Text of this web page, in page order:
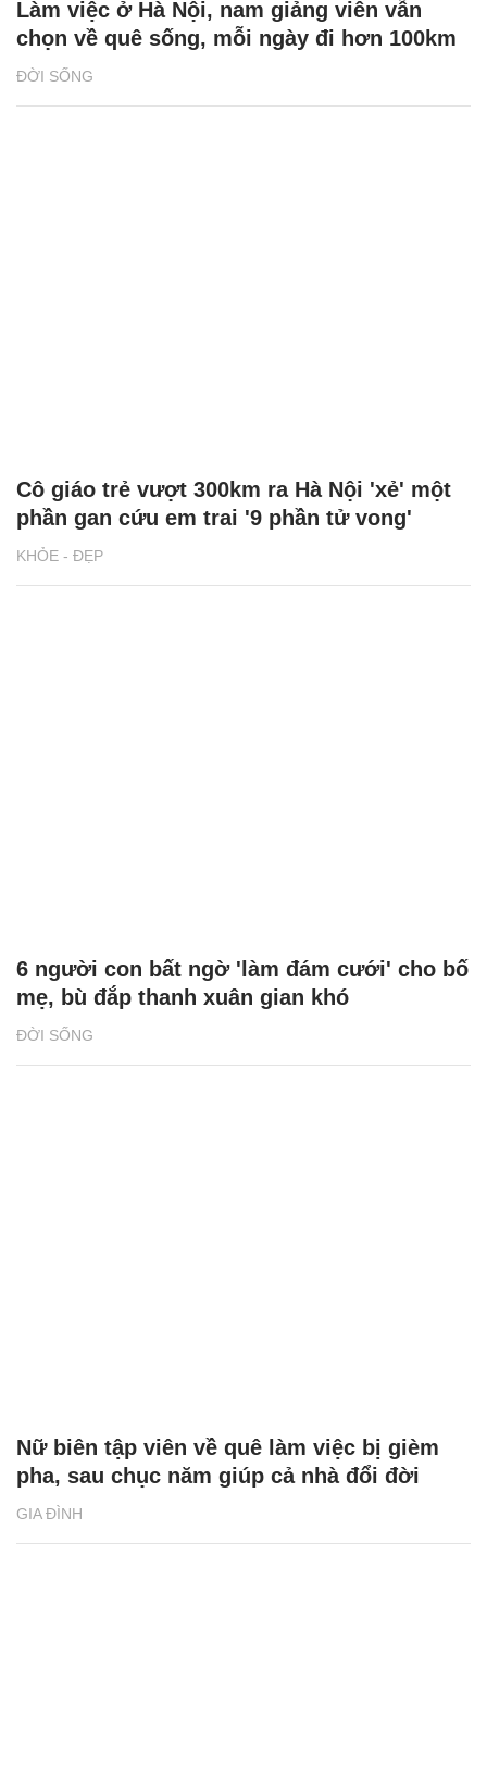
ĐỜI SỐNG
Làm việc ở Hà Nội, nam giảng viên vẫn
chọn về quê sống, mỗi ngày đi hơn 100km
KHỎE - ĐẸP
Cô giáo trẻ vượt 300km ra Hà Nội 'xẻ' một
phần gan cứu em trai '9 phần tử vong'
ĐỜI SỐNG
6 người con bất ngờ 'làm đám cưới' cho bố
mẹ, bù đắp thanh xuân gian khó
GIA ĐÌNH
Nữ biên tập viên về quê làm việc bị gièm
pha, sau chục năm giúp cả nhà đổi đời